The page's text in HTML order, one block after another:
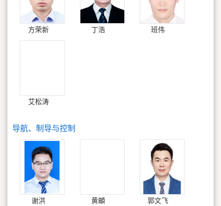
方荣新 丁浩 班伟
艾松涛
导航、制导与控制
谢洪 黄頔 郭文飞